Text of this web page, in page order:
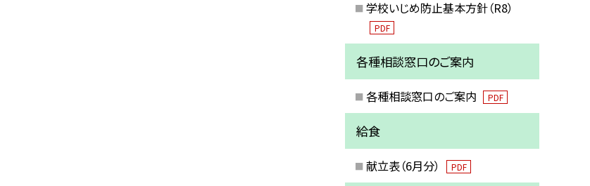
学校いじめ防止基本方針（R8）
PDF
各種相談窓口のご案内
各種相談窓口のご案内 PDF
給食
献立表（6月分） PDF